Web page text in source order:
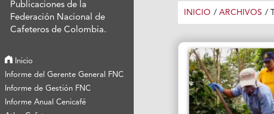
Publicaciones de la
Federación Nacional de
Cafeteros de Colombia.
Inicio
Informe del Gerente General FNC
Informe de Gestión FNC
Informe Anual Cenicafé
INICIO / ARCHIVOS /